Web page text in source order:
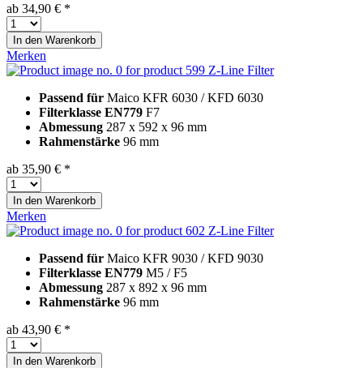
ab 34,90 € *
In den Warenkorb
Merken
Z-Line Filter
Passend für Maico KFR 6030 / KFD 6030
Filterklasse EN779 F7
Abmessung 287 x 592 x 96 mm
Rahmenstärke 96 mm
ab 35,90 € *
In den Warenkorb
Merken
Z-Line Filter
Passend für Maico KFR 9030 / KFD 9030
Filterklasse EN779 M5 / F5
Abmessung 287 x 892 x 96 mm
Rahmenstärke 96 mm
ab 43,90 € *
In den Warenkorb